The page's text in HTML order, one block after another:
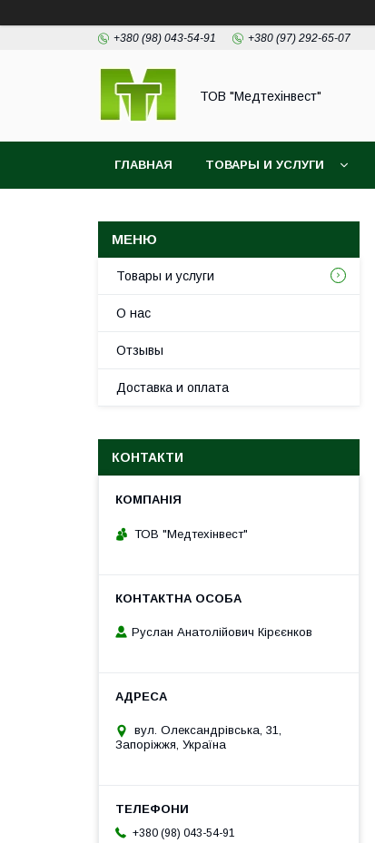
+380 (98) 043-54-91 +380 (97) 292-65-07
ТОВ "Медтехінвест"
ГЛАВНАЯ ТОВАРЫ И УСЛУГИ
Товары и услуги
О нас
Отзывы
Доставка и оплата
КОНТАКТИ
ТОВ "Медтехінвест"
Руслан Анатолійович Кірєєнков
вул. Олександрівська, 31,
Запоріжжя, Україна
+380 (98) 043-54-91